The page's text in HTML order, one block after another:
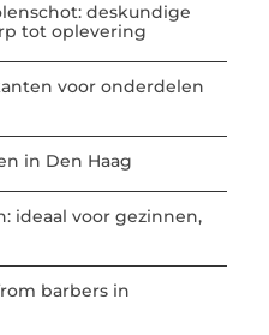
deskundige
tot oplevering
voor onderdelen
in Den Haag
ideaal voor gezinnen,
barbers in